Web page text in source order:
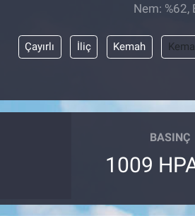
Nem: %62,
Çayırlı İliç Kemah
BASINÇ
1009